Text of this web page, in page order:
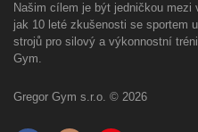
Našim cílem je být jedničkou
jak 10 leté zkušenosti se sportem
strojů pro silový a výkonnostní
Gym.
Gregor Gym s.r.o. © 2026